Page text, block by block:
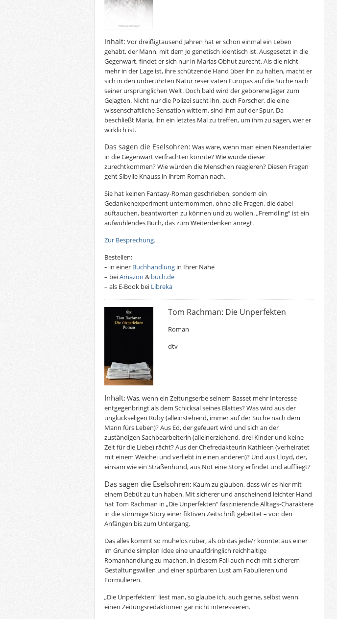
Inhalt: Vor dreißigtausend Jahren hat er schon einmal ein Leben
gehabt, der Mann, mit dem Jo genetisch identisch ist. Ausgesetzt in die
Gegenwart, findet er sich nur in Marias Obhut zurecht. Als die nicht
mehr in der Lage ist, ihre schützende Hand über ihn zu halten, macht er
sich in den unberührten Natur reser vaten Europas auf die Suche nach
seiner ursprünglichen Welt. Doch bald wird der geborene Jäger zum
Gejagten. Nicht nur die Polizei sucht ihn, auch Forscher, die eine
wissenschaftliche Sensation wittern, sind ihm auf der Spur. Da
beschließt Maria, ihn ein letztes Mal zu treffen, um ihm zu sagen, wer er
wirklich ist.
Das sagen die Eselsohren: Was wäre, wenn man einen Neandertaler
in die Gegenwart verfrachten könnte? Wie würde dieser
zurechtkommen? Wie würden die Menschen reagieren? Diesen Fragen
geht Sibylle Knauss in ihrem Roman nach.
Sie hat keinen Fantasy-Roman geschrieben, sondern ein
Gedankenexperiment unternommen, ohne alle Fragen, die dabei
auftauchen, beantworten zu können und zu wollen. „Fremdling“ ist ein
aufwühlendes Buch, das zum Weiterdenken anregt.
Zur Besprechung.
Bestellen:
– in einer Buchhandlung in Ihrer Nähe
– beiAmazon & buch.de
– als E-Book bei Libreka
Tom Rachman: Die Unperfekten
Roman
dtv
Inhalt: Was, wenn ein Zeitungserbe seinem Basset mehr Interesse
entgegenbringt als dem Schicksal seines Blattes? Was wird aus der
unglückseligen Ruby (alleinstehend, immer auf der Suche nach dem
Mann fürs Leben)? Aus Ed, der gefeuert wird und sich an der
zuständigen Sachbearbeiterin (alleinerziehend, drei Kinder und keine
Zeit für die Liebe) rächt? Aus der Chefredakteurin Kathleen (verheiratet
mit einem Weichei und verliebt in einen anderen)? Und aus Lloyd, der,
einsam wie ein Straßenhund, aus Not eine Story erfindet und auffliegt?
Das sagen die Eselsohren: Kaum zu glauben, dass wir es hier mit
einem Debüt zu tun haben. Mit sicherer und anscheinend leichter Hand
hat Tom Rachman in „Die Unperfekten“ faszinierende Alltags-Charaktere
in die stimmige Story einer fiktiven Zeitschrift gebettet – von den
Anfängen bis zum Untergang.
Das alles kommt so mühelos rüber, als ob das jede/r könnte: aus einer
im Grunde simplen Idee eine unaufdringlich reichhaltige
Romanhandlung zu machen, in diesem Fall auch noch mit sicherem
Gestaltungswillen und einer spürbaren Lust am Fabulieren und
Formulieren.
„Die Unperfekten“ liest man, so glaube ich, auch gerne, selbst wenn
einen Zeitungsredaktionen gar nicht interessieren.